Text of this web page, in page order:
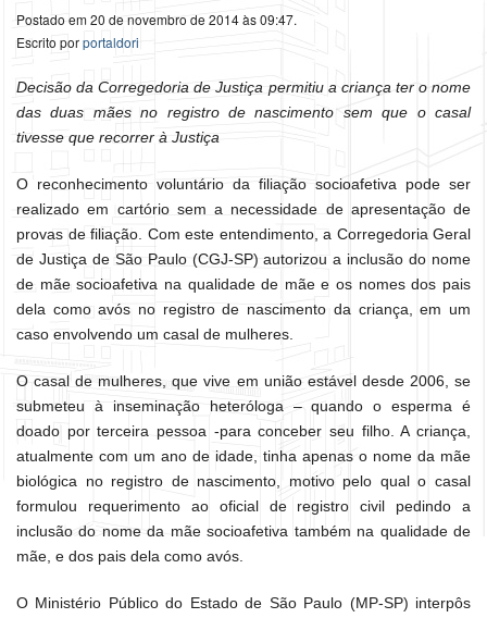
Postado em 20 de novembro de 2014 às 09:47.
Escrito porportaldori
Decisão da Corregedoria de Justiça permitiu a criança ter o nome
das duas mães no registro de nascimento sem que o casal
tivesse que recorrer à Justiça
O reconhecimento voluntário da filiação socioafetiva pode ser
realizado em cartório sem a necessidade de apresentação de
provas de filiação. Com este entendimento, a Corregedoria Geral
de Justiça de São Paulo (CGJ-SP) autorizou a inclusão do nome
de mãe socioafetiva na qualidade de mãe e os nomes dos pais
dela como avós no registro de nascimento da criança, em um
caso envolvendo um casal de mulheres.
O casal de mulheres, que vive em união estável desde 2006, se
submeteu à inseminação heteróloga – quando o esperma é
doado por terceira pessoa -para conceber seu filho. A criança,
atualmente com um ano de idade, tinha apenas o nome da mãe
biológica no registro de nascimento, motivo pelo qual o casal
formulou requerimento ao oficial de registro civil pedindo a
inclusão do nome da mãe socioafetiva também na qualidade de
mãe, e dos pais dela como avós.
O Ministério Público do Estado de São Paulo (MP-SP) interpôs